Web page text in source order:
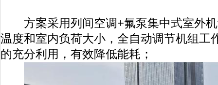
方案采用列间空调+氟泵集中式室外机
温度和室内负荷大小，全自动调节机组工
的充分利用，有效降低能耗；